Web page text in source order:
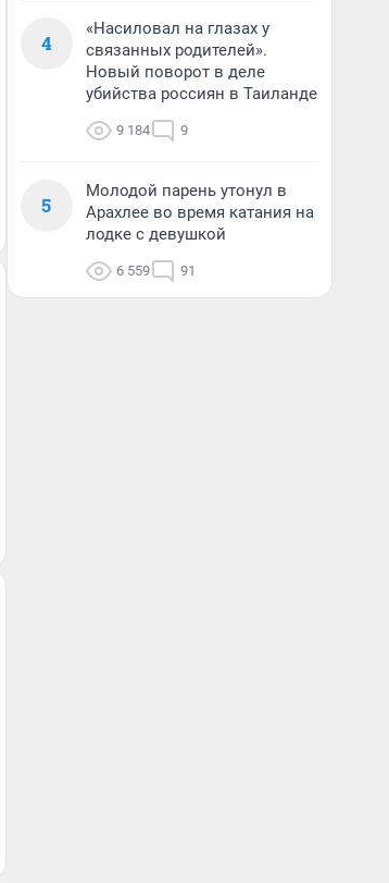
4
«Насиловал на глазах у
связанных родителей».
Новый поворот в деле
убийства россиян в Таиланде
9 184 9
5
Молодой парень утонул в
Арахлее во время катания на
лодке с девушкой
6 559 91